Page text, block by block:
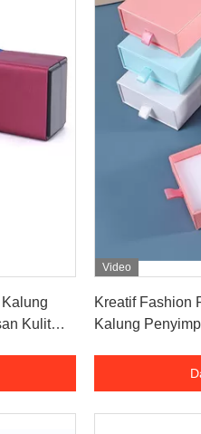
Kulit
Video
Kreatif Fashion
Kalung